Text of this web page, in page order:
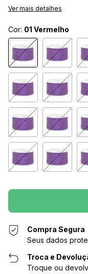
Ver mais detalhes
Cor: 01 Vermelho
Compra Segura
Seus dados
Troca e
Troque ou